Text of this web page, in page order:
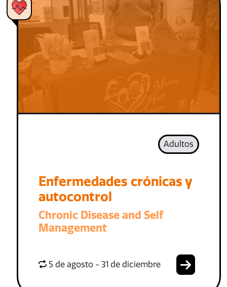
Adultos
Enfermedades crónicas y
autocontrol
Chronic Disease and Self
Management
5 de agosto - 31 de diciembre